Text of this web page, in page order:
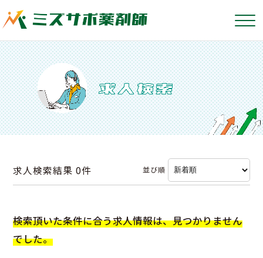
求人検索結果0件 並び順
検索頂いた条件に合う求人情報は、見つかりません
でした。